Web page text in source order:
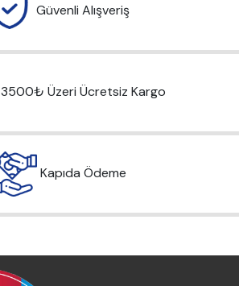
Güvenli Alışveriş
3500₺ Üzeri Ücretsiz Kargo
Kapıda Ödeme